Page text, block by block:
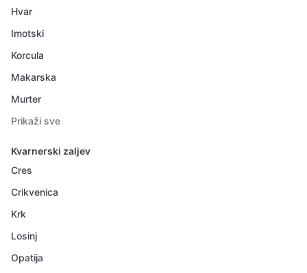
Hvar
Imotski
Korcula
Makarska
Murter
Prikaži sve
Kvarnerski zaljev
Cres
Crikvenica
Krk
Losinj
Opatija